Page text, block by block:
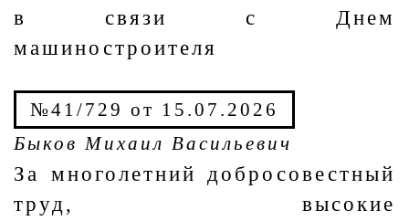
в связи с Днем
машиностроителя
№41/729 от 15.07.2026
Быков Михаил Васильевич
За многолетний добросовестный
труд, высокие